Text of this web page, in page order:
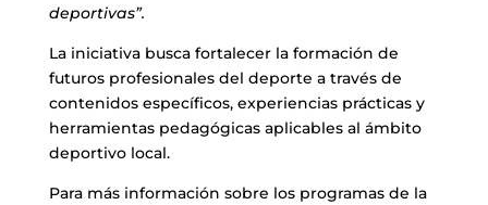
deportivas”.
La iniciativa busca fortalecer la formación de
futuros profesionales del deporte a través de
contenidos específicos, experiencias prácticas y
herramientas pedagógicas aplicables al ámbito
deportivo local.
Para más información sobre los programas de la